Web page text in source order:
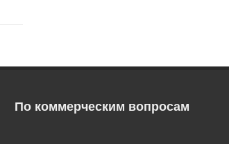
По коммерческим вопросам